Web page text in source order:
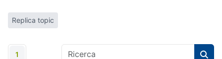
Replica topic
1